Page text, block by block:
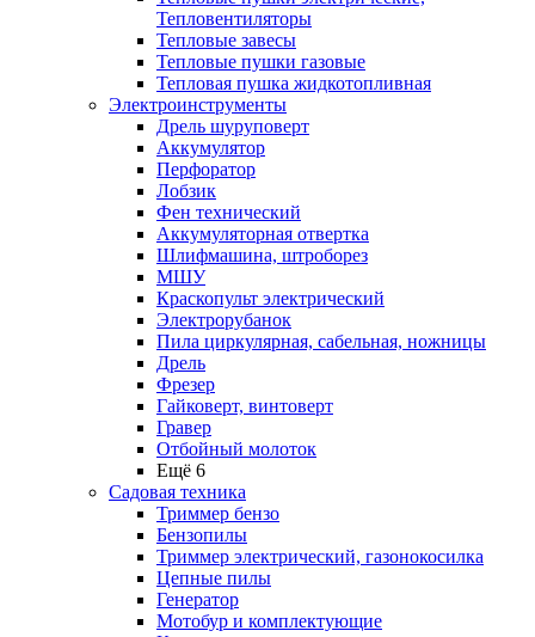
Тепловентиляторы
Тепловые завесы
Тепловые пушки газовые
Тепловая пушка жидкотопливная
Электроинструменты
Дрель шуруповерт
Аккумулятор
Перфоратор
Лобзик
Фен технический
Аккумуляторная отвертка
Шлифмашина, штроборез
МШУ
Краскопульт электрический
Электрорубанок
Пила циркулярная, сабельная, ножницы
Дрель
Фрезер
Гайковерт, винтоверт
Гравер
Отбойный молоток
Ещё 6
Садовая техника
Триммер бензо
Бензопилы
Триммер электрический, газонокосилка
Цепные пилы
Генератор
Мотобур и комплектующие